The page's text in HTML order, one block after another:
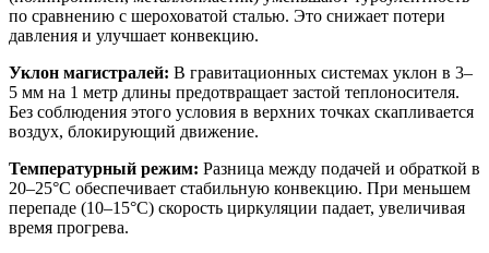
по сравнению с шероховатой сталью. Это снижает потери
давления и улучшает конвекцию.
Уклон магистралей: В гравитационных системах уклон в 3–
5 мм на 1 метр длины предотвращает застой теплоносителя.
Без соблюдения этого условия в верхних точках скапливается
воздух, блокирующий движение.
Температурный режим: Разница между подачей и обраткой в
20–25°C обеспечивает стабильную конвекцию. При меньшем
перепаде (10–15°C) скорость циркуляции падает, увеличивая
время прогрева.